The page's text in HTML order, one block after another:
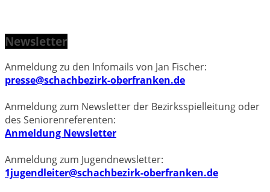
Newsletter
Anmeldung zu den Infomails von Jan Fischer:
presse@schachbezirk-oberfranken.de
Anmeldung zum Newsletter der Bezirksspielleitung oder
des Seniorenreferenten:
Anmeldung Newsletter
Anmeldung zum Jugendnewsletter:
1jugendleiter@schachbezirk-oberfranken.de